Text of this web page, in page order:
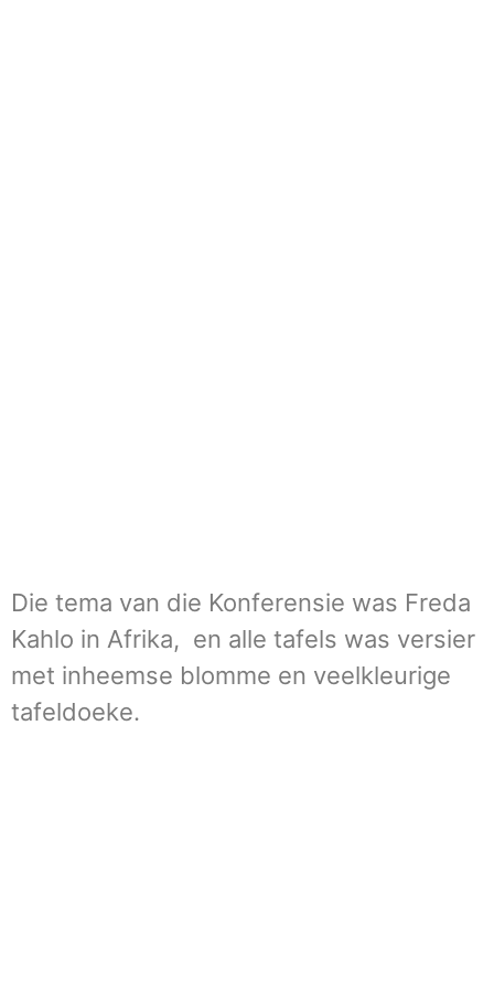
Die tema van die Konferensie was Freda
Kahlo in Afrika, en alle tafels was versier
met inheemse blomme en veelkleurige
tafeldoeke.